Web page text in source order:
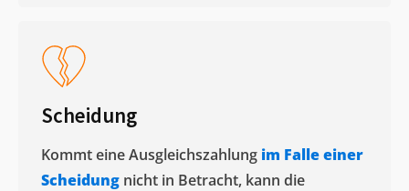
Scheidung
Kommt eine Ausgleichszahlung im Falle einer
Scheidung nicht in Betracht, kann die